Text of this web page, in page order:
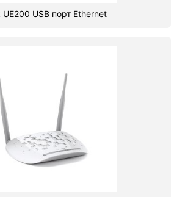
UE200 USB порт Ethernet